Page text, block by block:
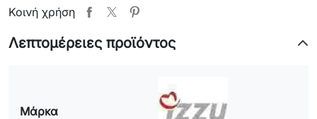
Κοινή χρήση
Λεπτομέρειες προϊόντος
Μάρκα